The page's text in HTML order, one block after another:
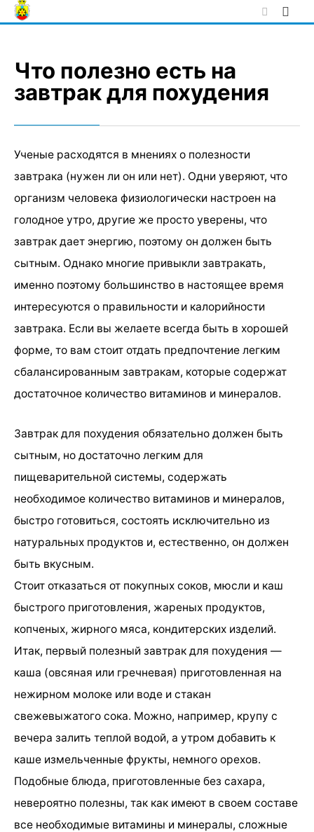
Skip
to
Что полезно есть на
завтрак для похудения
Ученые расходятся в мнениях о полезности
завтрака (нужен ли он или нет). Одни уверяют, что
организм человека физиологически настроен на
голодное утро, другие же просто уверены, что
завтрак дает энергию, поэтому он должен быть
сытным. Однако многие привыкли завтракать,
именно поэтому большинство в настоящее время
интересуются о правильности и калорийности
завтрака. Если вы желаете всегда быть в хорошей
форме, то вам стоит отдать предпочтение легким
сбалансированным завтракам, которые содержат
достаточное количество витаминов и минералов.
Завтрак для похудения обязательно должен быть
сытным, но достаточно легким для
пищеварительной системы, содержать
необходимое количество витаминов и минералов,
быстро готовиться, состоять исключительно из
натуральных продуктов и, естественно, он должен
быть вкусным.
Стоит отказаться от покупных соков, мюсли и каш
быстрого приготовления, жареных продуктов,
копченых, жирного мяса, кондитерских изделий.
Итак, первый полезный завтрак для похудения —
каша (овсяная или гречневая) приготовленная на
нежирном молоке или воде и стакан
свежевыжатого сока. Можно, например, крупу с
вечера залить теплой водой, а утром добавить к
каше измельченные фрукты, немного орехов.
Подобные блюда, приготовленные без сахара,
невероятно полезны, так как имеют в своем составе
все необходимые витамины и минералы, сложные